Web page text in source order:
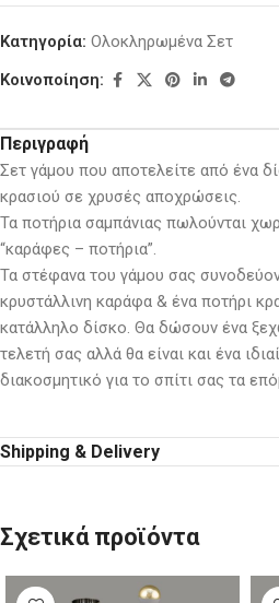
Κατηγορία: Ολοκληρωμένα Σετ
Κοινοποίηση:
Περιγραφή
Σετ γάμου που αποτελείτε από ένα
κρασιού σε χρυσές αποχρώσεις.
Τα ποτήρια σαμπάνιας πωλούνται
“καράφες – ποτήρια”.
Τα στέφανα του γάμου σας
κρυστάλλινη καράφα & ένα ποτήρι
κατάλληλο δίσκο. Θα δώσουν ένα
τελετή σας αλλά θα είναι και ένα
διακοσμητικό για το σπίτι σας τα
Shipping & Delivery
Σχετικά προϊόντα